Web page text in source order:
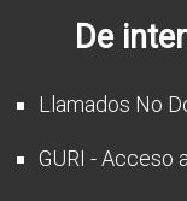
De
Llamados No
GURI - Acceso